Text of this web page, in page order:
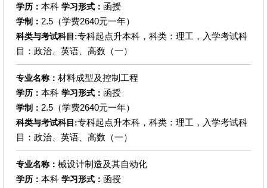
学历： 本科 学习形式： 函授
学制： 2.5（学费2640元一年）
科类与考试科目:专科起点升本科，科类：理工，入学考试科
目：政治、英语、高数（一）
专业名称： 材料成型及控制工程
学历： 本科 学习形式： 函授
学制： 2.5（学费2640元一年）
科类与考试科目:专科起点升本科，科类：理工，入学考试科
目：政治、英语、高数（一）
专业名称： 械设计制造及其自动化
学历： 本科 学习形式： 函授